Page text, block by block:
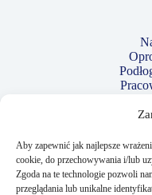
Aby zapewnić jak najlepsze
cookie, do przechowywania i/lub
Zgoda na te technologie pozwoli
przeglądania lub unikalne